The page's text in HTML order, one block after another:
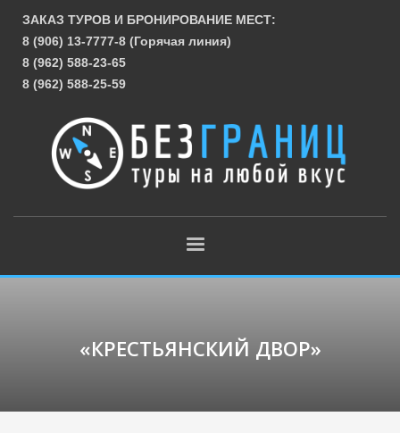
ЗАКАЗ ТУРОВ И БРОНИРОВАНИЕ МЕСТ:
8 (906) 13-7777-8 (Горячая линия)
8 (962) 588-23-65
8 (962) 588-25-59
«КРЕСТЬЯНСКИЙ ДВОР»